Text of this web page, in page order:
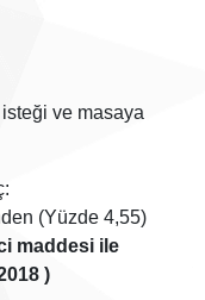
ve masaya
(Yüzde 4,55)
maddesi ile
)